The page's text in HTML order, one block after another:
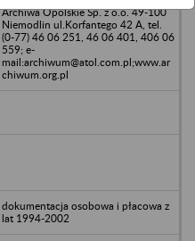
Archiwa Opolskie Sp. z o.o. 49-100
Niemodlin ul.Korfantego 42 A, tel.
(0-77) 46 06 251, 46 06 401, 406 06
559; e-
mail:archiwum@atol.com.pl;www.ar
chiwum.org.pl
dokumentacja osobowa i płacowa z
lat 1994-2002